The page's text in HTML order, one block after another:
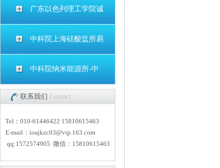
广东以色列理工学院诚
中科院上海硅酸盐所易
中科院纳米能源所-中
联系我们 Contact
Tel：010-61446422 15810615463
E-mail： ioajkzc03@vip.163.com
qq:1572574905 微信：15810615463